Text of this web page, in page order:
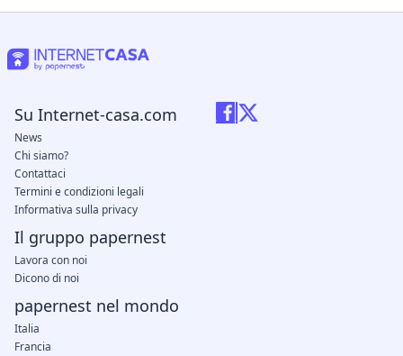
Su Internet-casa.com
News
Chi siamo?
Contattaci
Termini e condizioni legali
Informativa sulla privacy
Il gruppo papernest
Lavora con noi
Dicono di noi
papernest nel mondo
Italia
Francia